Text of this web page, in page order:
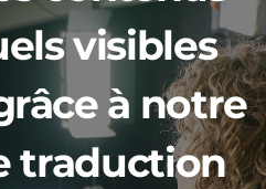
visibles
à notre
traduction